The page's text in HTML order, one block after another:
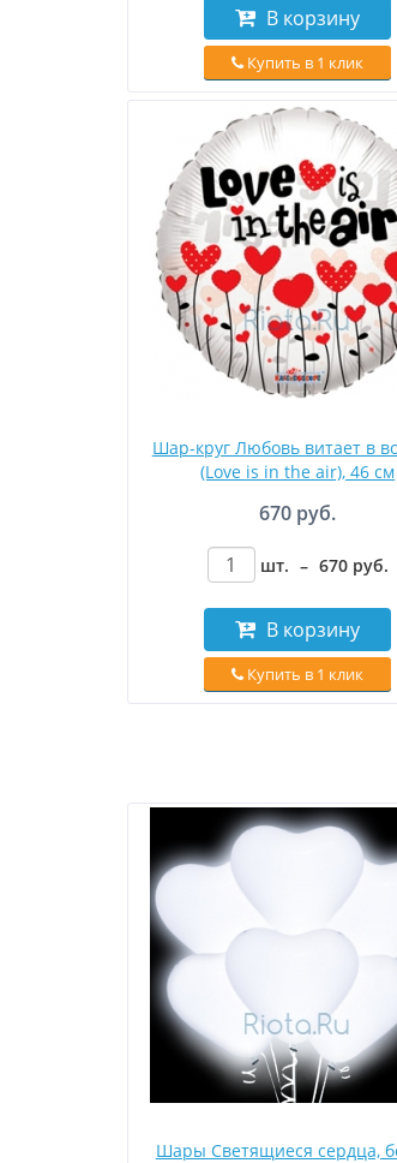
В корзину
Купить в 1 клик
Шар-круг Любовь витает в
(Love is in the air), 46 см
670 руб.
шт. – 670 руб.
В корзину
Купить в 1 клик
Шары Светящиеся сердца,